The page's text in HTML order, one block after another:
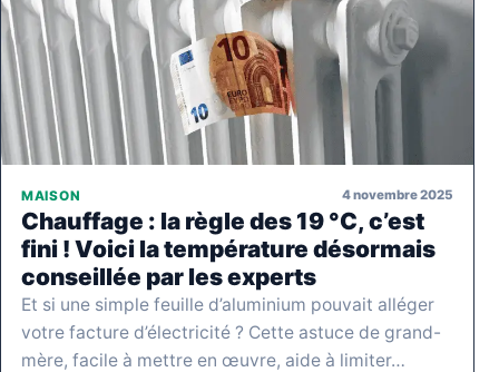
MAISON 4 novembre 2025
Chauffage : la règle des 19 °C, c’est
fini ! Voici la température désormais
conseillée par les experts
Et si une simple feuille d’aluminium pouvait alléger
votre facture d’électricité ? Cette astuce de grand-
mère, facile à mettre en œuvre, aide à limiter…